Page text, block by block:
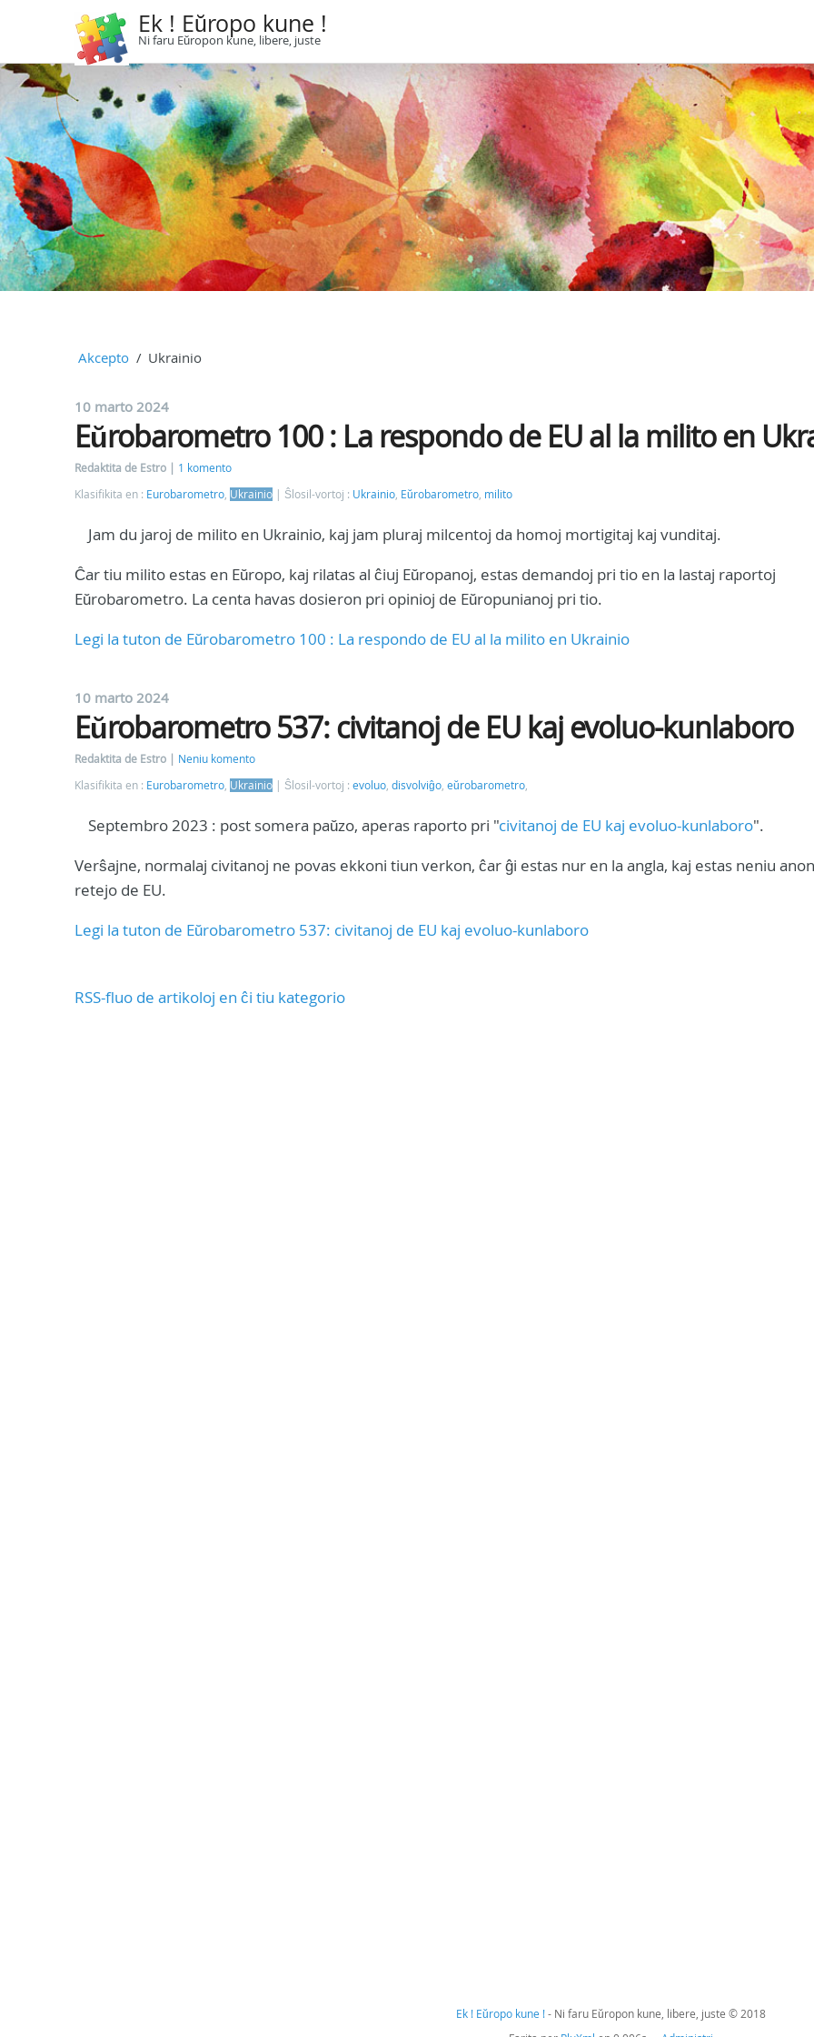
Ek ! Eŭropo kune !
Ni faru Eŭropon kune, libere, juste
Akcepto Ukrainio
10 marto 2024
Eŭrobarometro 100 : La respondo de EU al la milito en
Redaktita de Estro
1 komento
Klasifikita en : Eurobarometro, Ukrainio Ŝlosil-vortoj : Ukrainio, Eŭrobarometro, milito
Jam du jaroj de milito en Ukrainio, kaj jam pluraj milcentoj da homoj mortigitaj kaj vunditaj.
Ĉar tiu milito estas en Eŭropo, kaj rilatas al ĉiuj Eŭropanoj, estas demandoj pri tio en la lastaj raportoj
Eŭrobarometro. La centa havas dosieron pri opinioj de Eŭropunianoj pri tio.
Legi la tuton de Eŭrobarometro 100 : La respondo de EU al la milito en Ukrainio
10 marto 2024
Eŭrobarometro 537: civitanoj de EU kaj evoluo-kunlaboro
Redaktita de Estro
Neniu komento
Klasifikita en : Eurobarometro, Ukrainio Ŝlosil-vortoj : evoluo, disvolviĝo, eŭrobarometro,
Septembro 2023 : post somera paŭzo, aperas raporto pri "civitanoj de EU kaj evoluo-kunlaboro".
Verŝajne, normalaj civitanoj ne povas ekkoni tiun verkon, ĉar ĝi estas nur en la angla, kaj estas neniu
retejo de EU.
Legi la tuton de Eŭrobarometro 537: civitanoj de EU kaj evoluo-kunlaboro
RSS-fluo de artikoloj en ĉi tiu kategorio
Ek ! Eŭropo kune !- Ni faru Eŭropon kune, libere, juste © 2018